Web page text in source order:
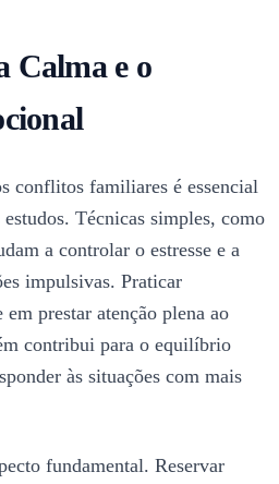
Calma e o
conflitos familiares é essencial
Técnicas simples, como
a controlar o estresse e a
impulsivas. Praticar
prestar atenção plena ao
contribui para o equilíbrio
às situações com mais
fundamental. Reservar